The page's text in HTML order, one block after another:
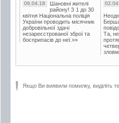
06.04.18
Шановні жителі
району! З 1 до 30
квітня Національна поліція
України проводить місячник
добровільної здачі
незареєстрованої зброї та
боєприпасів до неї.»»
Та,
Якщо Ви виявили помилку, виділіть